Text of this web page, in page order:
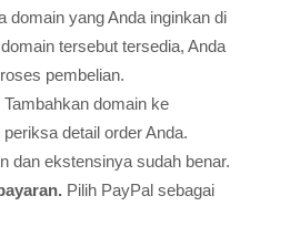
domain yang Anda inginkan di
tersebut tersedia, Anda
pembelian.
Tambahkan domain ke
detail order Anda.
dan ekstensinya sudah benar.
Pilih PayPal sebagai